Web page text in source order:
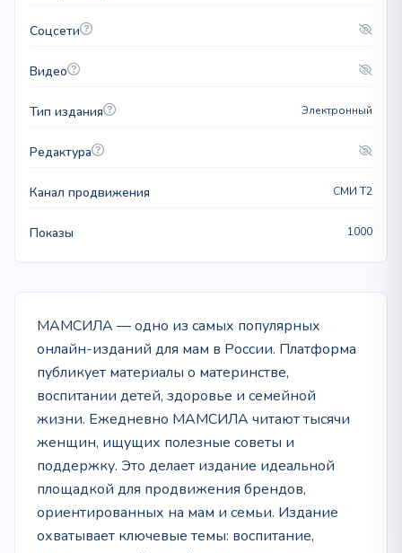
Соцсети
Видео
Тип издания Электронный
Редактура
Канал продвижения СМИ T2
Показы 1000
МАМСИЛА — одно из самых популярных
онлайн-изданий для мам в России. Платформа
публикует материалы о материнстве,
воспитании детей, здоровье и семейной
жизни. Ежедневно МАМСИЛА читают тысячи
женщин, ищущих полезные советы и
поддержку. Это делает издание идеальной
площадкой для продвижения брендов,
ориентированных на мам и семьи. Издание
охватывает ключевые темы: воспитание,